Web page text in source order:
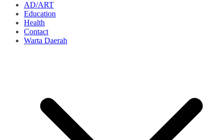
AD/ART
Education
Health
Contact
Warta Daerah